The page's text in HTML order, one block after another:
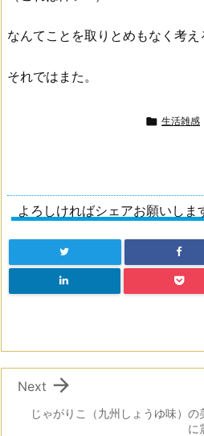
なんてことを取りとめもなく考え
それではまた。
 生活雑感
よろしければシェアお願いしま
じゃがりこ（九州しょうゆ味）の
に

Next